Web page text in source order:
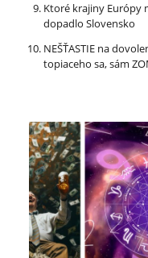
Ktoré krajiny Európy
dopadlo Slovensko
NEŠŤASTIE na
topiaceho sa, sám